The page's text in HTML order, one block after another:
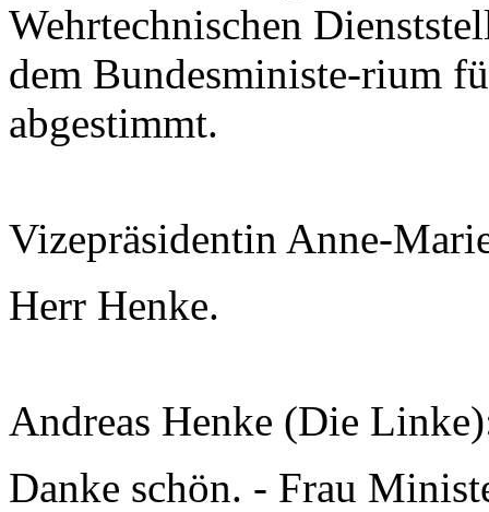
Wehrtechnischen
dem Bundesministe-rium
abgestimmt.
Vizepräsidentin Anne-
Herr Henke.
Andreas Henke (Die
Danke schön. - Frau